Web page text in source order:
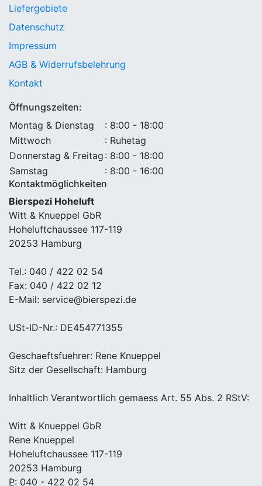
Liefergebiete
Datenschutz
Impressum
AGB & Widerrufsbelehrung
Kontakt
Öffnungszeiten:
Montag & Dienstag
: 8:00 - 18:00
Mittwoch
: Ruhetag
Donnerstag & Freitag : 8:00 - 18:00
Samstag
: 8:00 - 16:00
Kontaktmöglichkeiten
Bierspezi Hoheluft
Witt & Knueppel GbR
Hoheluftchaussee 117-119
20253 Hamburg
Tel.: 040 / 422 02 54
Fax: 040 / 422 02 12
E-Mail: service@bierspezi.de
USt-ID-Nr.: DE454771355
Geschaeftsfuehrer: Rene Knueppel
Sitz der Gesellschaft: Hamburg
Inhaltlich Verantwortlich gemaess Art. 55 Abs. 2 RStV:
Witt & Knueppel GbR
Rene Knueppel
Hoheluftchaussee 117-119
20253 Hamburg
P: 040 - 422 02 54